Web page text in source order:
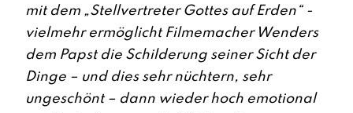
mit dem „Stellvertreter Gottes auf Erden“ -
vielmehr ermöglicht Filmemacher Wenders
dem Papst die Schilderung seiner Sicht der
Dinge – und dies sehr nüchtern, sehr
ungeschönt – dann wieder hoch emotional